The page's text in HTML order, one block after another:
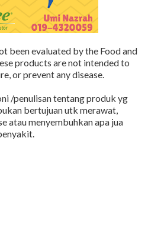
been evaluated by the Food and
products are not intended to
or prevent any disease.
/penulisan tentang produk yg
bertujuan utk merawat,
atau menyembuhkan apa jua